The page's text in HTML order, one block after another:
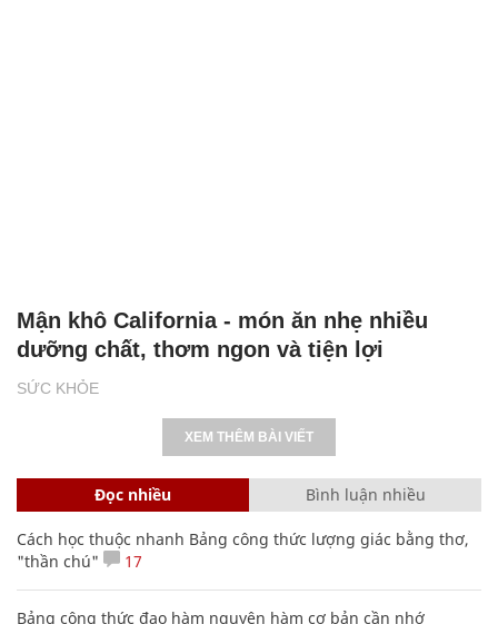
SỨC KHỎE
Mận khô California - món ăn nhẹ nhiều
dưỡng chất, thơm ngon và tiện lợi
XEM THÊM BÀI VIẾT
Đọc nhiều Bình luận nhiều
Cách học thuộc nhanh Bảng công thức lượng giác bằng thơ,
"thần chú"
17
Bảng công thức đạo hàm nguyên hàm cơ bản cần nhớ